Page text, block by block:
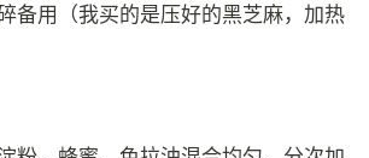
备用（我买的是压好的黑芝麻，加热